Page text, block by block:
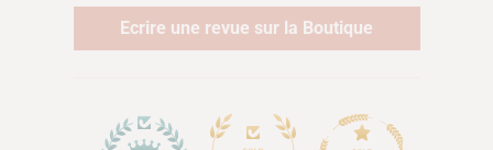
Ecrire une revue sur la Boutique